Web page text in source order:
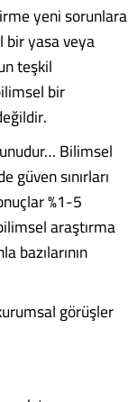
yeni sorunlara
bir yasa veya
teşkil
bir
Bilimsel
sınırları
%1-5
araştırma
bazılarının
görüşler